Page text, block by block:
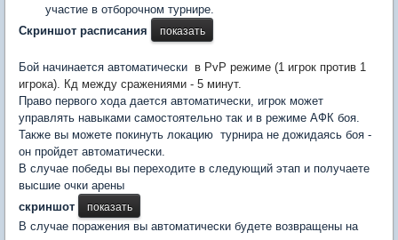
участие в отборочном турнире.
Скриншот расписания
Бой начинается автоматически в PvP режиме (1 игрок против 1
игрока). Кд между сражениями - 5 минут.
Право первого хода дается автоматически, игрок может
управлять навыками самостоятельно так и в режиме АФК боя.
Также вы можете покинуть локацию турнира не дожидаясь боя -
он пройдет автоматически.
В случае победы вы переходите в следующий этап и получаете
высшие очки арены
скриншот
В случае поражения вы автоматически будете возвращены на